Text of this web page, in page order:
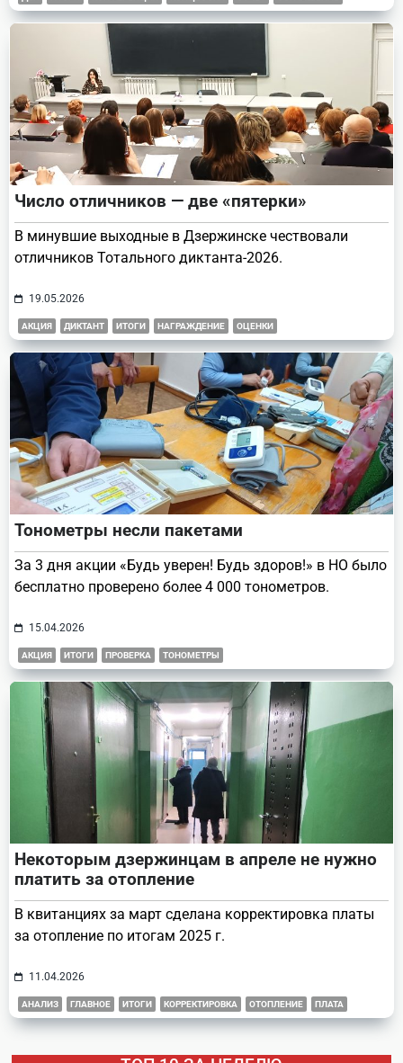
Число отличников — две «пятерки»
В минувшие выходные в Дзержинске чествовали
отличников Тотального диктанта-2026.
19.05.2026
АКЦИЯ ДИКТАНТ ИТОГИ НАГРАЖДЕНИЕ ОЦЕНКИ
Тонометры несли пакетами
За 3 дня акции «Будь уверен! Будь здоров!» в НО было
бесплатно проверено более 4 000 тонометров.
15.04.2026
АКЦИЯ ИТОГИ ПРОВЕРКА ТОНОМЕТРЫ
Некоторым дзержинцам в апреле не нужно
платить за отопление
В квитанциях за март сделана корректировка платы
за отопление по итогам 2025 г.
11.04.2026
АНАЛИЗ ГЛАВНОЕ ИТОГИ КОРРЕКТИРОВКА ОТОПЛЕНИЕ ПЛАТА